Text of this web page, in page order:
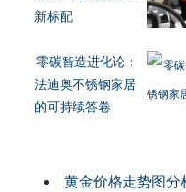
新标配
零碳智造进化论：
法迪奥不锈钢家居
的可持续答卷
黄金价格走势图分